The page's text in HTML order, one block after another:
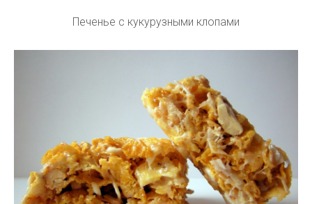
Печенье с кукурузными клопами